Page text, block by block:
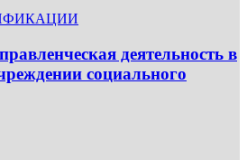
деятельность в
социального